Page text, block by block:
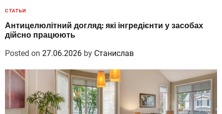
СТАТЬИ
Антицелюлітний догляд: які інгредієнти у засобах
дійсно працюють
Posted on 27.06.2026 by Станислав